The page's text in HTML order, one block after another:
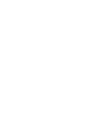
Achetez